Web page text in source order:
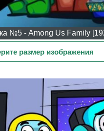
№5 - Among Us Family